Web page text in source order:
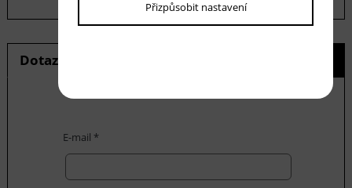
Dotaz na produkt
E-mail *
Přizpůsobit nastavení